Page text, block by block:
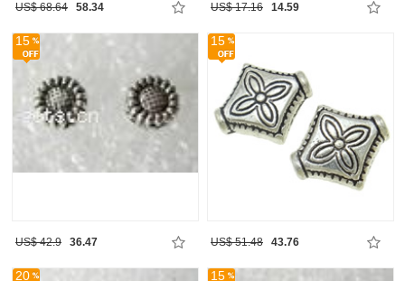
US$ 68.64 58.34 US$ 17.16 14.59
15
US$ 42.9 36.47
15
US$ 51.48 43.76
20 15